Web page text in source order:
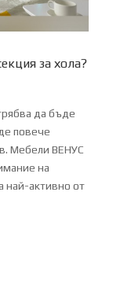
за хола?
да бъде
повече
Мебели ВЕНУС
на
най-активно от